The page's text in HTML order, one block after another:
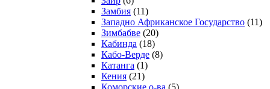
Замбия (11)
Западно Африканское Государство (11)
Зимбабве (20)
Кабинда (18)
Кабо-Верде (8)
Катанга (1)
Кения (21)
Коморcкие о-ва (5)